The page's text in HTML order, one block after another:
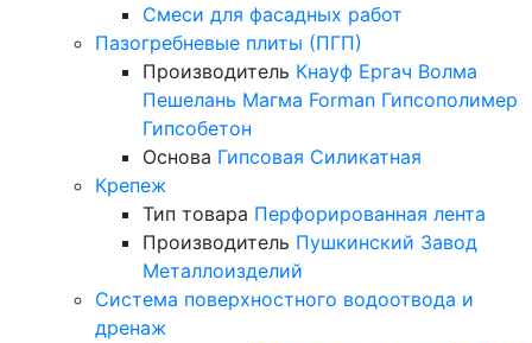
Смеси для фасадных работ
Пазогребневые плиты (ПГП)
Производитель Кнауф Ергач Волма
Пешелань Магма Forman Гипсополимер
Гипсобетон
Основа Гипсовая Силикатная
Крепеж
Тип товара Перфорированная лента
Производитель Пушкинский Завод
Металлоизделий
Система поверхностного водоотвода и
дренаж